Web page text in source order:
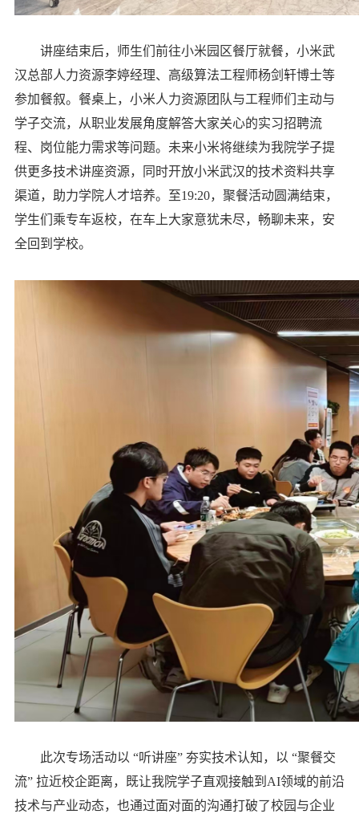
讲座结束后，师生们前往小米园区餐厅就餐，小米武
汉总部人力资源李婷经理、高级算法工程师杨剑轩博士等
参加餐叙。餐桌上，小米人力资源团队与工程师们主动与
学子交流，从职业发展角度解答大家关心的实习招聘流
程、岗位能力需求等问题。未来小米将继续为我院学子提
供更多技术讲座资源，同时开放小米武汉的技术资料共享
渠道，助力学院人才培养。至19:20，聚餐活动圆满结束，
学生们乘专车返校，在车上大家意犹未尽，畅聊未来，安
全回到学校。
此次专场活动以 “听讲座” 夯实技术认知，以 “聚餐交
流” 拉近校企距离，既让我院学子直观接触到AI领域的前沿
技术与产业动态，也通过面对面的沟通打破了校园与企业